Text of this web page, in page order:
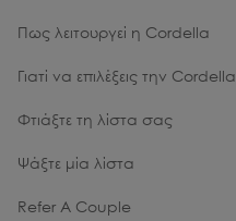
Πως λειτουργεί η Cordella
Γιατί να επιλέξεις την Cordella
Φτιάξτε τη λίστα σας
Ψάξτε μία λίστα
Refer A Couple